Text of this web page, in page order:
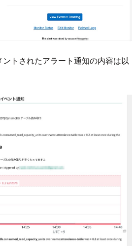
トされたアラート通知の内容は以